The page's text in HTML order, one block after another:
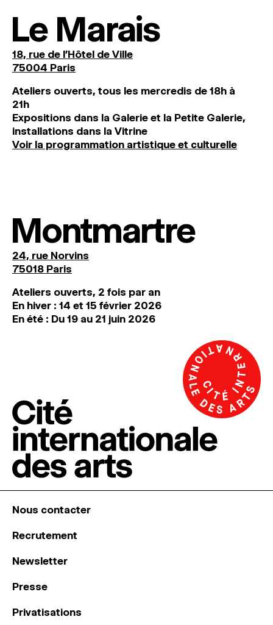
Le Marais
18, rue de l'Hôtel de Ville
75004 Paris
Ateliers ouverts, tous les mercredis de 18h à
21h
Expositions dans la Galerie et la Petite Galerie,
installations dans la Vitrine
Voir la programmation artistique et culturelle
Montmartre
24, rue Norvins
75018 Paris
Ateliers ouverts, 2 fois par an
En hiver : 14 et 15 février 2026
En été : Du 19 au 21 juin 2026
Nous contacter
Recrutement
Newsletter
Presse
Privatisations